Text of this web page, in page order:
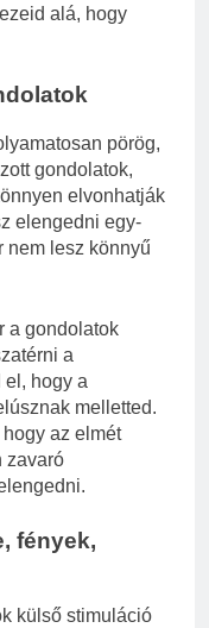
alá, hogy
pörög,
gondolatok,
elvonhatják
elengedni egy-
nem lesz könnyű
a gondolatok
a
el, hogy a
melletted.
az elmét
zavaró
fények,
külső stimuláció